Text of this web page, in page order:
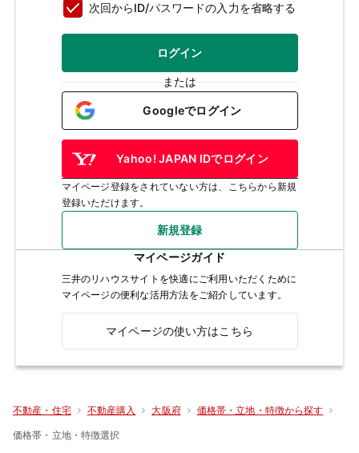
次回からID/パスワードの入力を省略する
ログイン
または
Googleでログイン
Yahoo! JAPAN IDでログイン
マイページ登録をされていない方は、こちらから新規
登録いただけます。
新規登録
マイページガイド
三井のリハウスサイトを快適にご利用いただくために
マイページの便利な活用方法をご紹介しています。
マイページの使い方はこちら
不動産・住宅 不動産購入 大阪府 価格帯・立地・特徴から探す
価格帯・立地・特徴選択